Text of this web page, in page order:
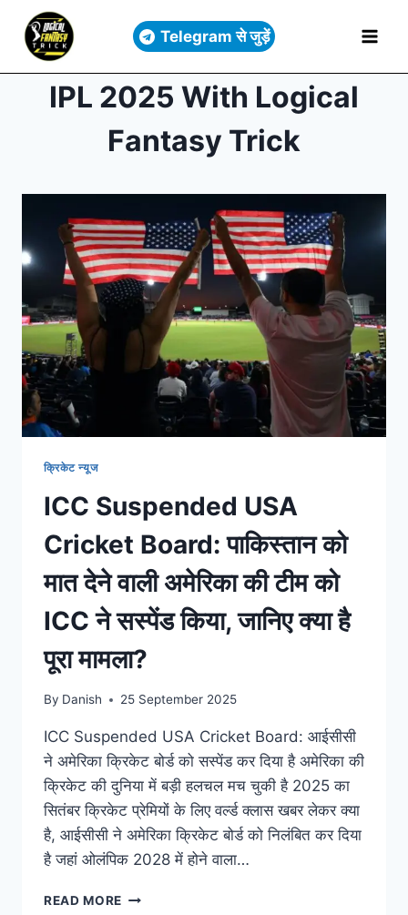
Telegram से जुड़ें
IPL 2025 With Logical
Fantasy Trick
क्रिकेट न्यूज
ICC Suspended USA
Cricket Board: पाकिस्तान को
मात देने वाली अमेरिका की टीम को
ICC ने सस्पेंड किया, जानिए क्या है
पूरा मामला?
By Danish 25 September 2025
ICC Suspended USA Cricket Board: आईसीसी
ने अमेरिका क्रिकेट बोर्ड को सस्पेंड कर दिया है अमेरिका की
क्रिकेट की दुनिया में बड़ी हलचल मच चुकी है 2025 का
सितंबर क्रिकेट प्रेमियों के लिए वर्ल्ड क्लास खबर लेकर क्या
है, आईसीसी ने अमेरिका क्रिकेट बोर्ड को निलंबित कर दिया
है जहां ओलंपिक 2028 में होने वाला…
READ MORE